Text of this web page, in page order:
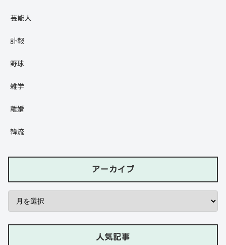
芸能人
訃報
野球
雑学
離婚
韓流
アーカイブ
人気記事
石川ケニーは父と兄は野球選手で母親はアメ